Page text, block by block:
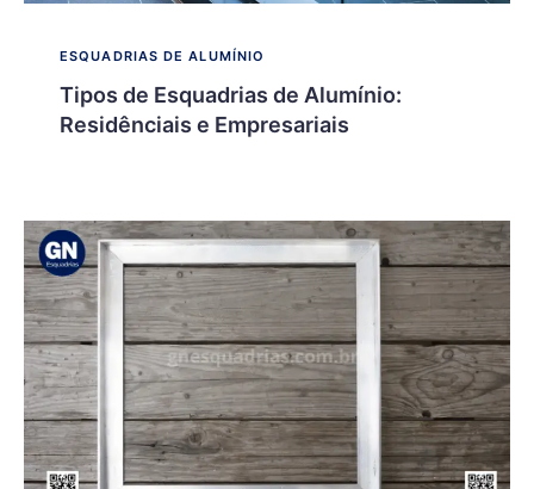
ESQUADRIAS DE ALUMÍNIO
Tipos de Esquadrias de Alumínio:
Residênciais e Empresariais